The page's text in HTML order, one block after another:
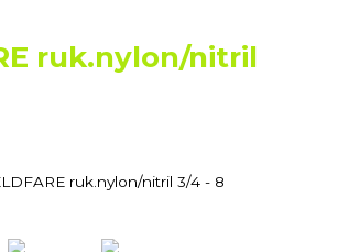
ruk.nylon/nitril